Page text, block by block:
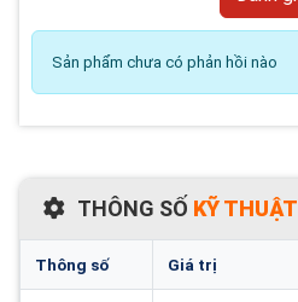
Sản phẩm chưa có phản hồi nào
THÔNG SỐ KỸ THUẬT
Thông số Giá trị